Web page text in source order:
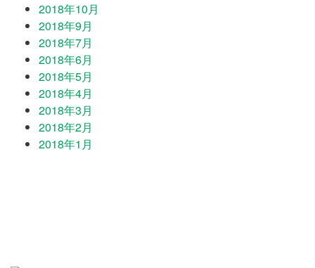
2018年10月
2018年9月
2018年7月
2018年6月
2018年5月
2018年4月
2018年3月
2018年2月
2018年1月